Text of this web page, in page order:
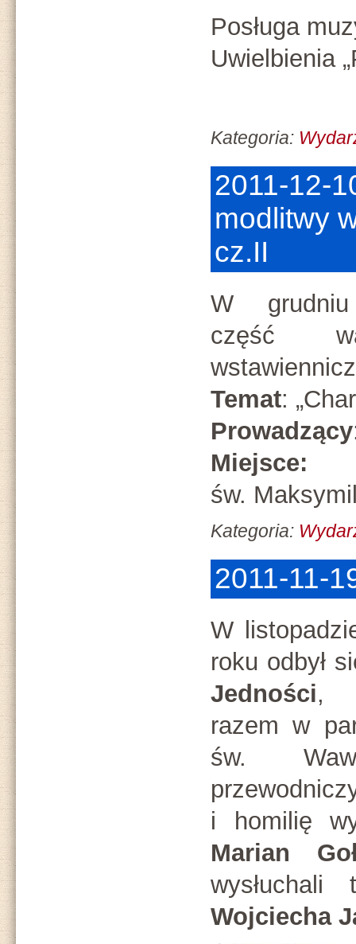
Posługa
Uwielbienia
Kategoria:
2011-12-
modlitwy
cz.II
W
część
Temat:
Prowadzący
Miejsce:
św.
Kategoria:
2011-11-
W
roku odbył
Jedności,
razem w
św.
i homilię
Marian
Wojciecha